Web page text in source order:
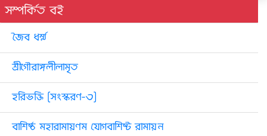
সম্পর্কিত বই
জৈব ধর্ম্ম
শ্রীগৌরাঙ্গলীলামৃত
হরিভক্তি [সংস্করণ-৩]
বাশিষ্ঠ মহারামায়ণম যোগবাশিষ্ট রামায়ন